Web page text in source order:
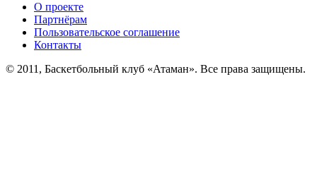
О проекте
Партнёрам
Пользовательское соглашение
Контакты
© 2011, Баскетбольный клуб «Атаман». Все права защищены.